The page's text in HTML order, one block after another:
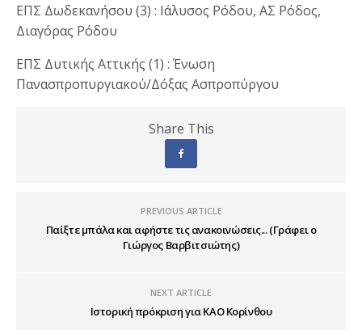
ΕΠΣ Δωδεκανήσου (3) : Ιάλυσος Ρόδου, ΑΣ Ρόδος,
Διαγόρας Ρόδου
ΕΠΣ Δυτικής Αττικής (1) : Ένωση
Πανασπροπυργιακού/Δόξας Ασπροπύργου
Share This
PREVIOUS ARTICLE
Παίξτε μπάλα και αφήστε τις ανακοινώσεις... (Γράφει ο
Γιώργος Βαρβιτσιώτης)
NEXT ARTICLE
Ιστορική πρόκριση για ΚΑΟ Κορίνθου